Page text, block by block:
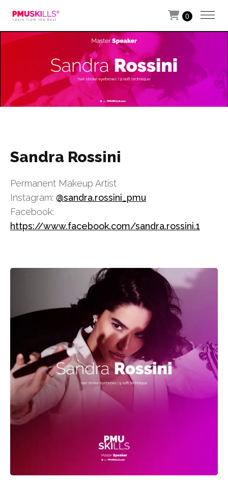
0
Sandra Rossini
Permanent Makeup Artist
Instagram: @sandra.rossini_pmu
Facebook:
https://www.facebook.com/sandra.rossini.1